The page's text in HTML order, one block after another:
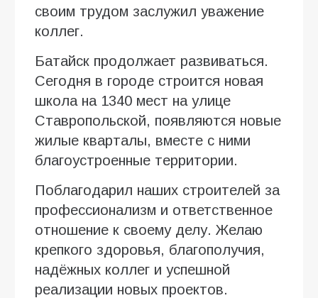
своим трудом заслужил уважение
коллег.
Батайск продолжает развиваться.
Сегодня в городе строится новая
школа на 1340 мест на улице
Ставропольской, появляются новые
жилые кварталы, вместе с ними
благоустроенные территории.
Поблагодарил наших строителей за
профессионализм и ответственное
отношение к своему делу. Желаю
крепкого здоровья, благополучия,
надёжных коллег и успешной
реализации новых проектов.